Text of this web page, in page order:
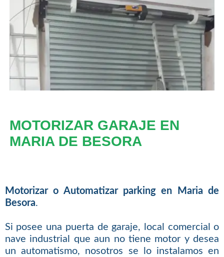
MOTORIZAR GARAJE EN
MARIA DE BESORA
Motorizar o Automatizar parking en Maria de
Besora.
Si posee una puerta de garaje, local comercial o
nave industrial que aun no tiene motor y desea
un automatismo, nosotros se lo instalamos en